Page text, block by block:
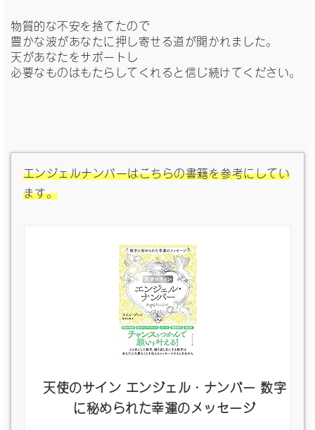
物質的な不安を捨てたので
豊かな波があなたに押し寄せる道が開かれました。
天があなたをサポートし
必要なものはもたらしてくれると信じ続けてください。
エンジェルナンバーはこちらの書籍を参考にしてい
ます。
天使のサイン エンジェル・ナンバー 数字
に秘められた幸運のメッセージ